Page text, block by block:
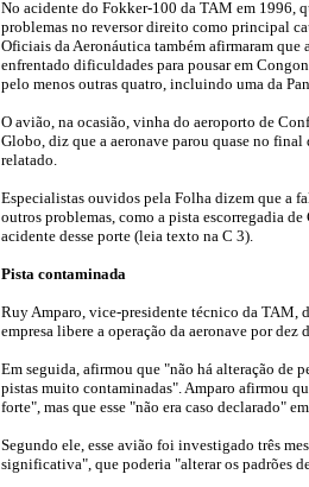
No acidente do Fokker-100 da TAM em 1996,
problemas no reversor direito como principal
Oficiais da Aeronáutica também afirmaram que
enfrentado dificuldades para pousar em
pelo menos outras quatro, incluindo uma da
O avião, na ocasião, vinha do aeroporto de
Globo, diz que a aeronave parou quase no
relatado.
Especialistas ouvidos pela Folha dizem que a
outros problemas, como a pista escorregadia
acidente desse porte (leia texto na C 3).
Pista contaminada
Ruy Amparo, vice-presidente técnico da TAM,
empresa libere a operação da aeronave por dez
Em seguida, afirmou que "não há alteração de
pistas muito contaminadas". Amparo afirmou
forte", mas que esse "não era caso declarado"
Segundo ele, esse avião foi investigado três
significativa", que poderia "alterar os padrões